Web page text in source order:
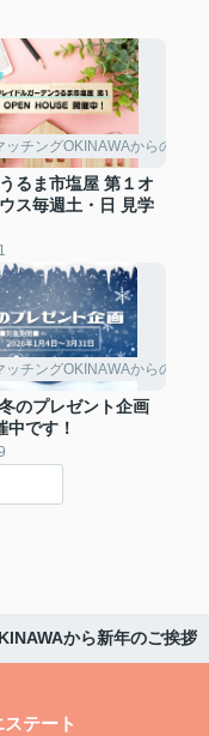
ッチングOKINAWAからのお知
うるま市塩屋 第１オ
ス毎週土・日 見学
ッチングOKINAWAからのお知
冬のプレゼント企画
中です！
から新年のご挨拶
テート